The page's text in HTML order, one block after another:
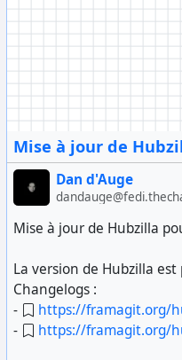
Mise à jour de
Dan d'Auge
Mise à jour de Hubzilla
La version de Hubzilla est
Changelogs :
-
https://framagit.org/
-
https://framagit.org/